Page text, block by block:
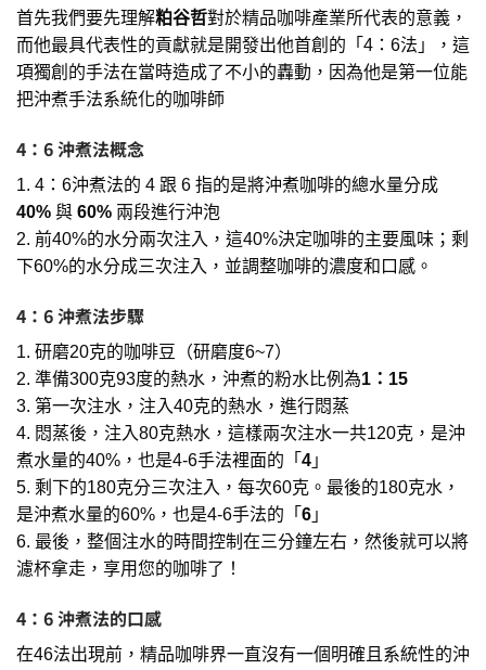
首先我們要先理解粕谷哲對於精品咖啡產業所代表的意義，
而他最具代表性的貢獻就是開發出他首創的「4：6法」，這
項獨創的手法在當時造成了不小的轟動，因為他是第一位能
把沖煮手法系統化的咖啡師
4：6 沖煮法概念
1. 4：6沖煮法的 4 跟 6 指的是將沖煮咖啡的總水量分成
40% 與 60% 兩段進行沖泡
2. 前40%的水分兩次注入，這40%決定咖啡的主要風味；剩
下60%的水分成三次注入，並調整咖啡的濃度和口感。
4：6 沖煮法步驟
1. 研磨20克的咖啡豆（研磨度6~7）
2. 準備300克93度的熱水，沖煮的粉水比例為1：15
3. 第一次注水，注入40克的熱水，進行悶蒸
4. 悶蒸後，注入80克熱水，這樣兩次注水一共120克，是沖
煮水量的40%，也是4-6手法裡面的「 4 」
5. 剩下的180克分三次注入，每次60克。最後的180克水，
是沖煮水量的60%，也是4-6手法的「 6 」
6. 最後，整個注水的時間控制在三分鐘左右，然後就可以將
濾杯拿走，享用您的咖啡了！
4：6 沖煮法的口感
在46法出現前，精品咖啡界一直沒有一個明確且系統性的沖